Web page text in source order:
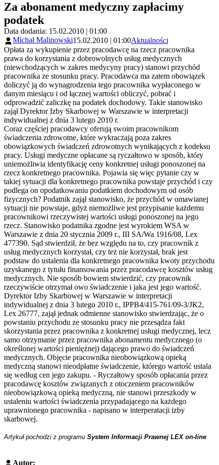
Za abonament medyczny zapłacimy
podatek
Data dodania: 15.02.2010 | 01:00
Michał Malinowski15.02.2010 | 01:00Aktualności
Opłata za wykupienie przez pracodawcę na rzecz pracownika
prawa do korzystania z dobrowolnych usług medycznych
(niewchodzących w zakres medycyny pracy) stanowi przychód
pracownika ze stosunku pracy. Pracodawca ma zatem obowiązek
doliczyć ją do wynagrodzenia tego pracownika wypłaconego w
danym miesiącu i od łącznej wartości obliczyć, pobrać i
odprowadzić zaliczkę na podatek dochodowy. Takie stanowisko
zajął Dyrektor Izby Skarbowej w Warszawie w interpretacji
indywidualnej z dnia 3 lutego 2010 r.
Coraz częściej pracodawcy oferują swoim pracownikom
świadczenia zdrowotne, które wykraczają poza zakres
obowiązkowych świadczeń zdrowotnych wynikających z kodeksu
pracy. Usługi medyczne opłacane są ryczałtowo w sposób, który
uniemożliwia identyfikację ceny konkretnej usługi ponoszonej na
rzecz konkretnego pracownika. Pojawia się więc pytanie czy w
takiej sytuacji dla konkretnego pracownika powstaje przychód i czy
podlega on opodatkowaniu podatkiem dochodowym od osób
fizycznych? Podatnik zajął stanowisko, że przychód w omawianej
sytuacji nie powstaje, gdyż niemożliwe jest przypisanie każdemu
pracownikowi rzeczywistej wartości usługi ponoszonej na jego
rzecz. Stanowisko podatnika zgodne jest wyrokiem WSA w
Warszawie z dnia 20 stycznia 2009 r., III SA/Wa 1916/08, Lex
477390. Sąd stwierdził, że bez względu na to, czy pracownik z
usług medycznych korzystał, czy też nie korzystał, brak jest
podstaw do ustalenia dla konkretnego pracownika kwoty przychodu
uzyskanego z tytułu finansowania przez pracodawcę kosztów usług
medycznych. Nie sposób bowiem stwierdzić, czy pracownik
rzeczywiście otrzymał owo świadczenie i jaka jest jego wartość.
Dyrektor Izby Skarbowej w Warszawie w interpretacji
indywidualnej z dnia 3 lutego 2010 r., IPPB4/415-761/09-3/JK2,
Lex 26777, zajął jednak odmienne stanowisko stwierdzając, że o
powstaniu przychodu ze stosunku pracy nie przesądza fakt
skorzystania przez pracownika z konkretnej usługi medycznej, lecz
samo otrzymanie przez pracownika abonamentu medycznego (o
określonej wartości pieniężnej) dającego prawo do świadczeń
medycznych. Objęcie pracownika nieobowiązkową opieką
medyczną stanowi nieodpłatne świadczenie, którego wartość ustala
się według cen jego zakupu. - Ryczałtowy sposób opłacania przez
pracodawcę kosztów związanych z otoczeniem pracowników
nieobowiązkową opieką medyczną, nie stanowi przeszkody w
ustaleniu wartości świadczenia przypadającego na każdego
uprawnionego pracownika - napisano w interperatacji izby
skarbowej.
Artykuł pochodzi z programu System Informacji Prawnej LEX on-line
Autor: